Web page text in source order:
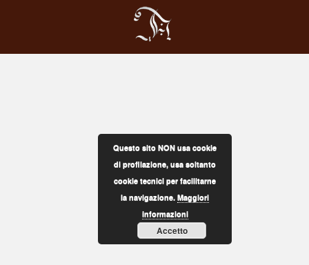
Questo sito NON usa cookie
di profilazione, usa soltanto
cookie tecnici per facilitarne
la navigazione. Maggiori
informazioni
Accetto